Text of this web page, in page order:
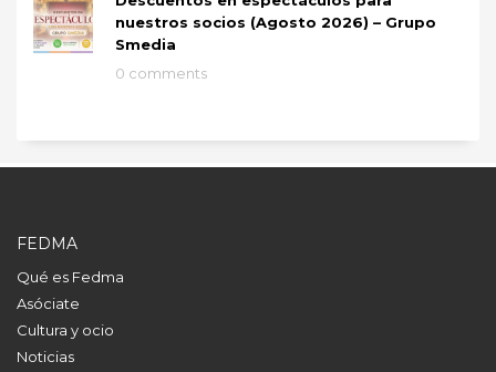
nuestros socios (Agosto 2026) – Grupo
Smedia
0 comments
FEDMA
Qué es Fedma
Asóciate
Cultura y ocio
Noticias